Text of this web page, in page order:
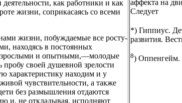
как работники и как
жизни, соприкасаясь со всеми
жизни, побуждаемые все росту-
находясь в постоянных
и опытными,—молодые
своей душевной зрелости
характеристику находим и у
чувствительности, а также
без размышления отдаются
и, не откладывая, исполняют
аффекта на
Следует
*) Гиппиус.
развития.
8) Оппенгейм.